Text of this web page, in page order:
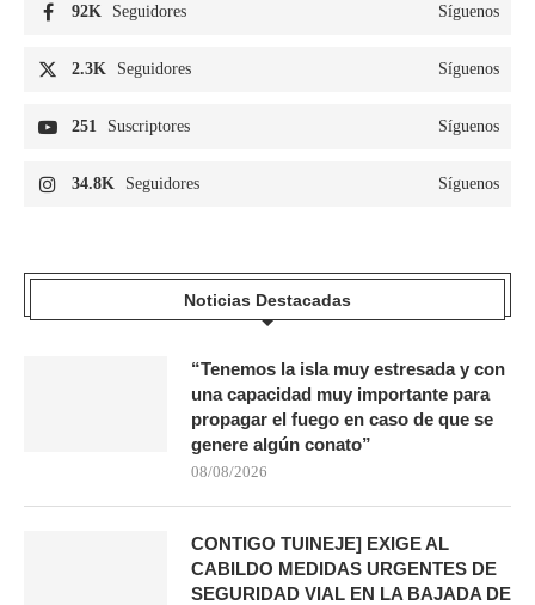
92K Seguidores Síguenos
2.3K Seguidores Síguenos
251 Suscriptores Síguenos
34.8K Seguidores Síguenos
Noticias Destacadas
“Tenemos la isla muy estresada y con
una capacidad muy importante para
propagar el fuego en caso de que se
genere algún conato”
08/08/2026
CONTIGO TUINEJE] EXIGE AL
CABILDO MEDIDAS URGENTES DE
SEGURIDAD VIAL EN LA BAJADA DE